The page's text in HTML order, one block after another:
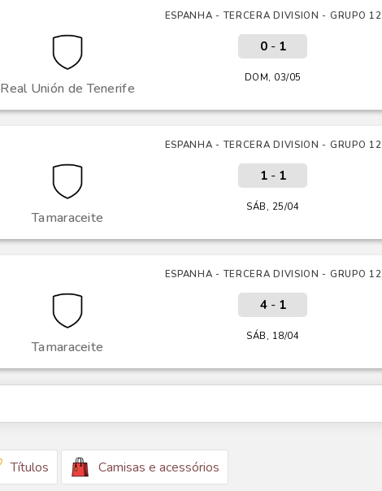
ESPANHA - TERCERA DIVISION - GRUPO 12
Real Unión de Tenerife
0- 1
DOM, 03/05
ESPANHA - TERCERA DIVISION - GRUPO 12
Tamaraceite
1- 1
SÁB, 25/04
ESPANHA - TERCERA DIVISION - GRUPO 12
Tamaraceite
4- 1
SÁB, 18/04
Títulos Camisas e acessórios